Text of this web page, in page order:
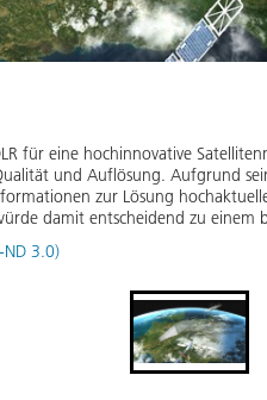
für eine hochinnovative
und Auflösung. Aufgrund
zur Lösung
damit entscheidend zu einem
ND 3.0)